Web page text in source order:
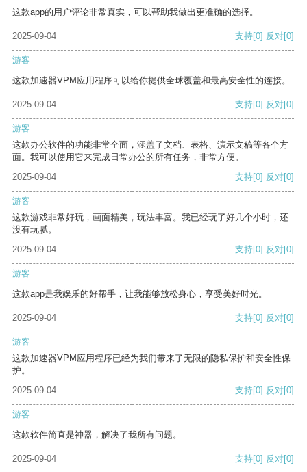
这款app的用户评论非常真实，可以帮助我做出更准确的选择。
2025-09-04 支持[0] 反对[0]
游客
这款加速器VPM应用程序可以给你提供全球覆盖和最高安全性的连接。
2025-09-04 支持[0] 反对[0]
游客
这款办公软件的功能非常全面，涵盖了文档、表格、演示文稿等各个方
面。我可以使用它来完成日常办公的所有任务，非常方便。
2025-09-04
支持[0] 反对[0]
游客
这款游戏非常好玩，画面精美，玩法丰富。我已经玩了好几个小时，还
没有玩腻。
2025-09-04
支持[0] 反对[0]
游客
这款app是我娱乐的好帮手，让我能够放松身心，享受美好时光。
2025-09-04 支持[0] 反对[0]
游客
这款加速器VPM应用程序已经为我们带来了无限的隐私保护和安全性保
护。
2025-09-04
支持[0] 反对[0]
游客
这款软件简直是神器，解决了我所有问题。
2025-09-04 支持[0] 反对[0]